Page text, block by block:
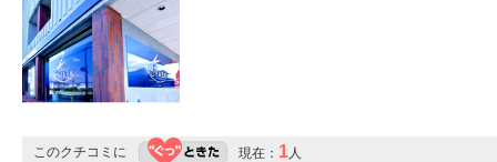
このクチコミに 現在： 1 人